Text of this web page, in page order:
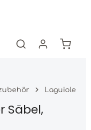
Laguiole
Säbel,